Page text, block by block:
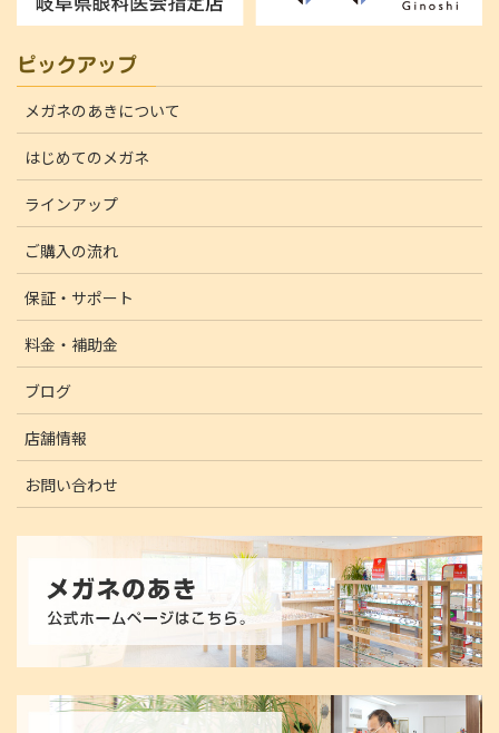
ピックアップ
メガネのあきについて
はじめてのメガネ
ラインアップ
ご購入の流れ
保証・サポート
料金・補助金
ブログ
店舗情報
お問い合わせ